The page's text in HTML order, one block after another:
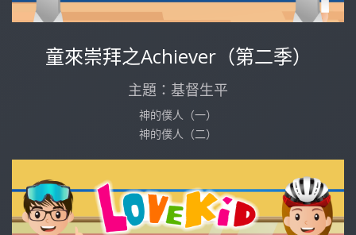
童來崇拜之Achiever（第二季）
主題：基督生平
神的僕人（一）
神的僕人（二）